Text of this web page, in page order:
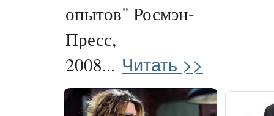
опытов" Росмэн-
Пресс,
2008... Читать >>